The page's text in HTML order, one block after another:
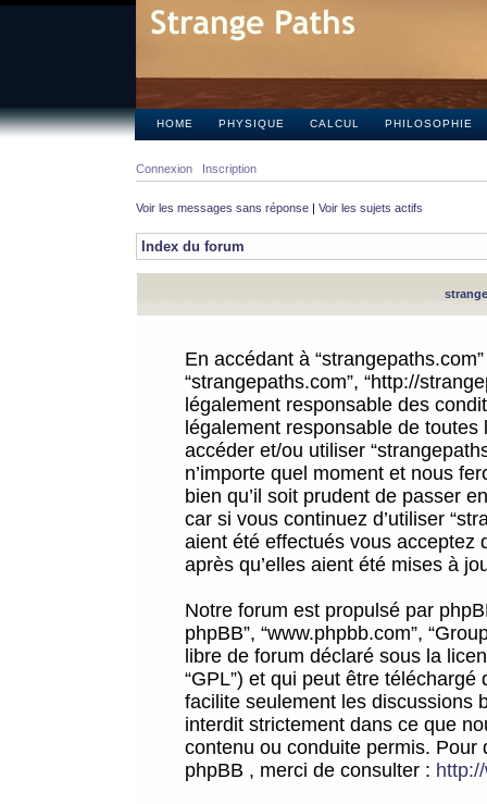
HOME PHYSIQUE CALCUL PHILOSOPHIE
Connexion Inscription
Voir les messages sans réponse | Voir les sujets actifs
Index du forum
En accédant à
“strangepaths.com”, “http://
légalement responsable des
légalement responsable de
accéder et/ou utiliser
n’importe quel moment et nous
bien qu’il soit prudent de passer
car si vous continuez d’utiliser
aient été effectués vous acceptez
après qu’elles aient été mises à
Notre forum est propulsé par
phpBB”, “www.phpbb.com”,
libre de forum déclaré sous la
“GPL”) et qui peut être téléchargé
facilite seulement les discussions
interdit strictement dans ce que
contenu ou conduite permis.
phpBB , merci de consulter :